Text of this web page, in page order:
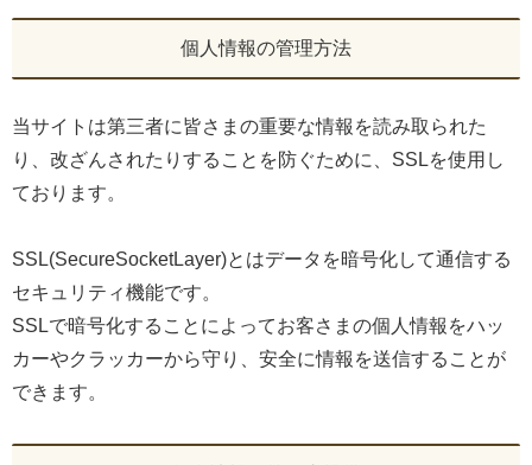
個人情報の管理方法
当サイトは第三者に皆さまの重要な情報を読み取られた
り、改ざんされたりすることを防ぐために、SSLを使用し
ております。
SSL(SecureSocketLayer)とはデータを暗号化して通信する
セキュリティ機能です。
SSLで暗号化することによってお客さまの個人情報をハッ
カーやクラッカーから守り、安全に情報を送信することが
できます。